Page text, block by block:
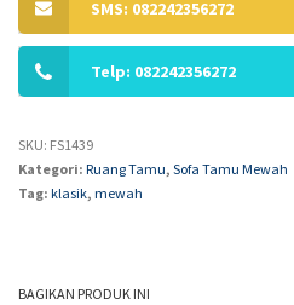
SMS: 082242356272
Telp: 082242356272
SKU: FS1439
Kategori: Ruang Tamu, Sofa Tamu Mewah
Tag: klasik, mewah
BAGIKAN PRODUK INI